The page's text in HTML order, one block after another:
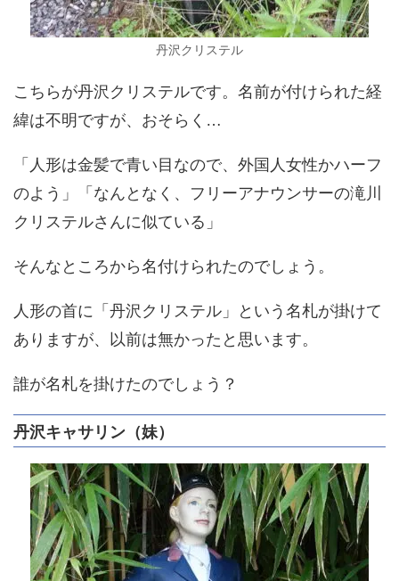
丹沢クリステル
こちらが丹沢クリステルです。名前が付けられた経
緯は不明ですが、おそらく…
「人形は金髪で青い目なので、外国人女性かハーフ
のよう」「なんとなく、フリーアナウンサーの滝川
クリステルさんに似ている」
そんなところから名付けられたのでしょう。
人形の首に「丹沢クリステル」という名札が掛けて
ありますが、以前は無かったと思います。
誰が名札を掛けたのでしょう？
丹沢キャサリン（妹）